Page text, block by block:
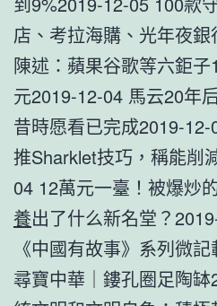
店、考拉海購、光年夜
陳述：蘋果谷歌等六鉅
元2019-12-04 馬云20年
昔時愿看已完成2019-
推Sharklet技巧，稱能削
04 12萬元一臺！被爆炒
養出了什么新名堂？
《中國有故事》系列微
尋寶中華｜鏤孔圈足陶